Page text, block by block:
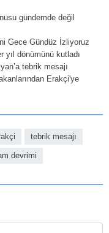
gündemde değil
Gece Gündüz İzliyoruz
yıl dönümünü kutladı
tebrik mesajı
Erakçi'ye
tebrik mesajı
devrimi